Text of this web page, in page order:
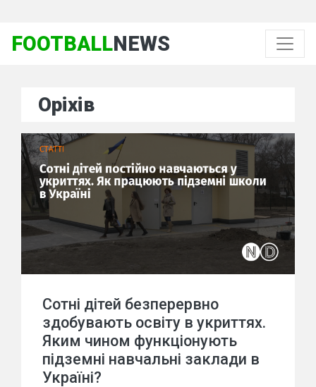
FOOTBALLNEWS
Оріхів
Сотні дітей безперервно
здобувають освіту в укриттях.
Яким чином функціонують
підземні навчальні заклади в
Україні?